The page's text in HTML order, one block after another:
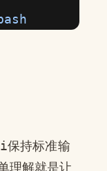
保持标准输
理解就是让